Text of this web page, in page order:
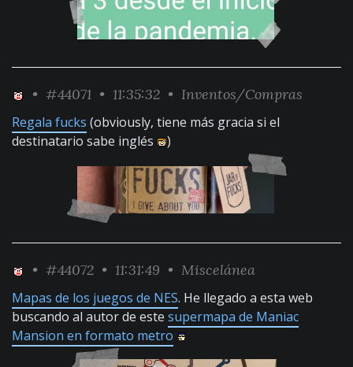
• #44071 • 11:35:32 • Inventos/Compras
Regala fucks (obviously, tiene más gracia si el
destinatario sabe inglés
)
• #44072 • 11:31:49 • Miscelánea
Mapas de los juegos de NES. He llegado a esta web
buscando al autor de este supermapa de Maniac
Mansion en formato metro